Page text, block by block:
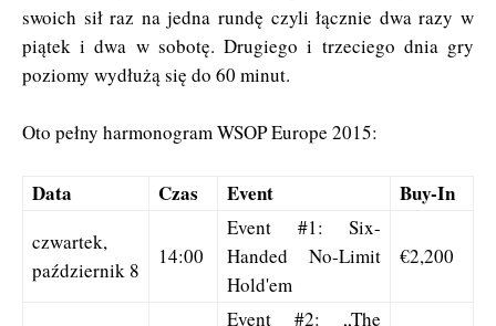
swoich sił raz na jedna rundę czyli łącznie dwa razy w
piątek i dwa w sobotę. Drugiego i trzeciego dnia gry
poziomy wydłużą się do 60 minut.
Oto pełny harmonogram WSOP Europe 2015:
Data Czas Event Buy-In
czwartek,
październik 8
14:00
Event #1: Six-
Handed No-Limit
Hold'em
€2,200
Event #2: „The